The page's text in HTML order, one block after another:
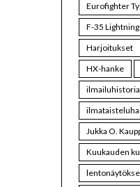
Eurofighter
F-35 Lightning
Harjoitukset
HX-hanke
ilmailuhistoria
Jukka O.
Kuukauden